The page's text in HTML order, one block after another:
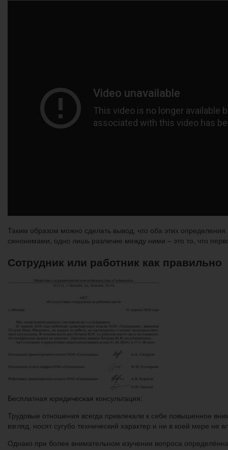
Таким образом можно сделать вывод, что оба этих
синонимами, одно лишь различие между ними – это то, что
Сотрудник или работник как правильно
Бесплатная юридическая консультация:
Трудовые отношения всегда привлекали к себе повышенное
взгляд, носят сугубо технический характер и ни в коей мере
Однако при более внимательном изучении вопроса